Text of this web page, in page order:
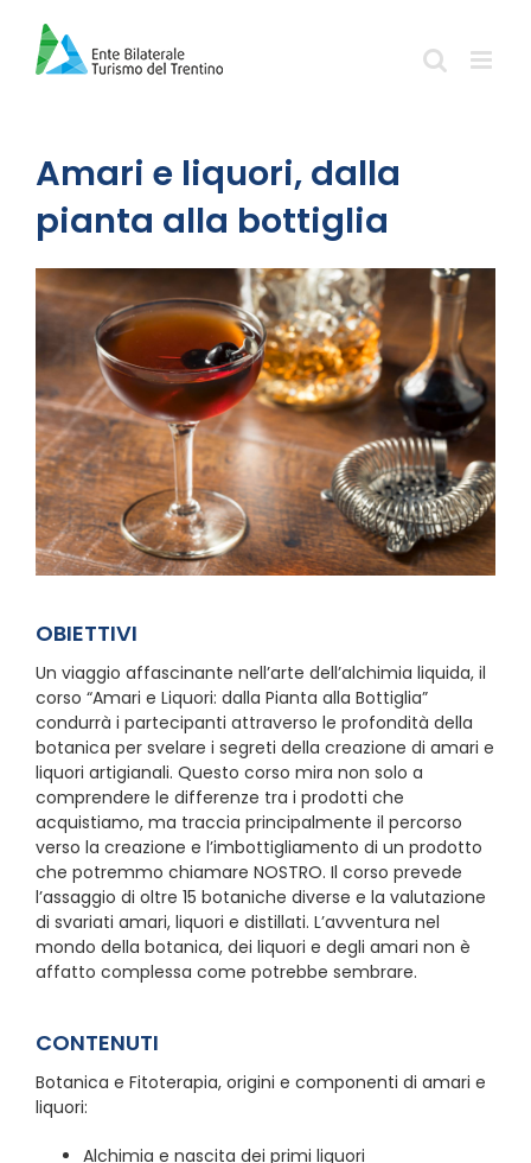
contenuto
Amari e liquori, dalla
pianta alla bottiglia
OBIETTIVI
Un viaggio affascinante nell’arte dell’alchimia liquida, il
corso “Amari e Liquori: dalla Pianta alla Bottiglia”
condurrà i partecipanti attraverso le profondità della
botanica per svelare i segreti della creazione di amari e
liquori artigianali. Questo corso mira non solo a
comprendere le differenze tra i prodotti che
acquistiamo, ma traccia principalmente il percorso
verso la creazione e l’imbottigliamento di un prodotto
che potremmo chiamare NOSTRO. Il corso prevede
l’assaggio di oltre 15 botaniche diverse e la valutazione
di svariati amari, liquori e distillati. L’avventura nel
mondo della botanica, dei liquori e degli amari non è
affatto complessa come potrebbe sembrare.
CONTENUTI
Botanica e Fitoterapia, origini e componenti di amari e
liquori:
Alchimia e nascita dei primi liquori